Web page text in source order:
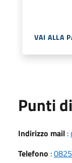
VAI ALLA
Punti
Indirizzo mail :
Telefono :